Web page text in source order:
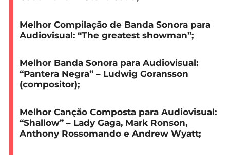
Melhor Compilação de Banda Sonora para
Audiovisual: “The greatest showman”;
Melhor Banda Sonora para Audiovisual:
“Pantera Negra” – Ludwig Goransson
(compositor);
Melhor Canção Composta para Audiovisual:
“Shallow” – Lady Gaga, Mark Ronson,
Anthony Rossomando e Andrew Wyatt;